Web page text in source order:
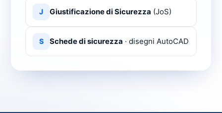
J Giustificazione di Sicurezza (JoS)
S Schede di sicurezza · disegni AutoCAD